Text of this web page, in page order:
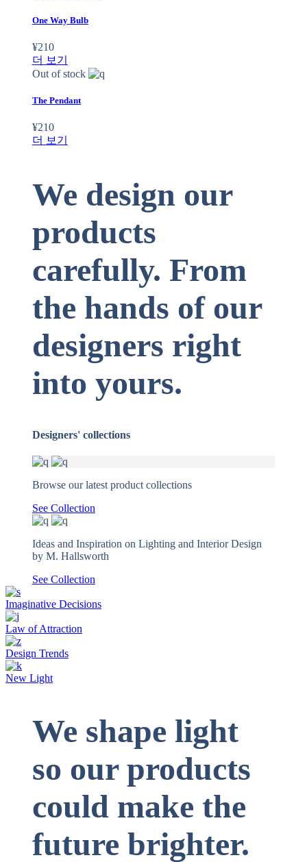
One Way Bulb
¥210
더 보기
Out of stock
The Pendant
¥210
더 보기
We design our
products
carefully. From
the hands of our
designers right
into yours.
Designers' collections
Browse our latest product collections
See Collection
Ideas and Inspiration on Lighting and Interior Design
by M. Hallsworth
See Collection
Imaginative Decisions
Law of Attraction
Design Trends
New Light
We shape light
so our products
could make the
future brighter.